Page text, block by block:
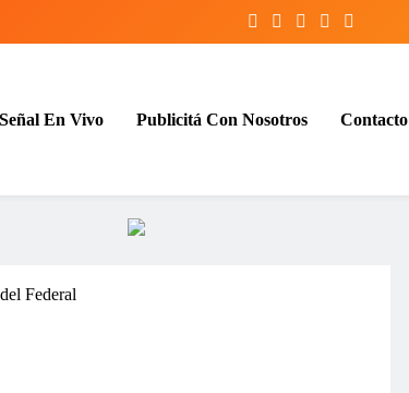
mundo, las 24 horas del día
Señal En Vivo Publicitá Con Nosotros Contacto
Federal